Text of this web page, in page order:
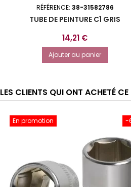
RÉFÉRENCE: 38-31582786
TUBE DE PEINTURE C1 GRIS
Prix
14,21 €
Ajouter au panier
LES CLIENTS QUI ONT ACHETÉ
-
En promotion